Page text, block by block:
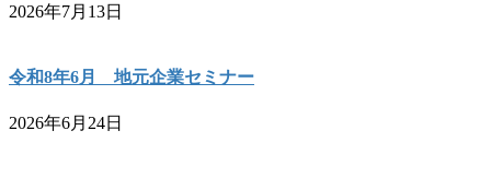
2026年7月13日
令和8年6月 地元企業セミナー
2026年6月24日